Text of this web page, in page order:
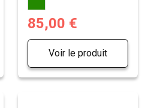
85,00 €
Voir le produit